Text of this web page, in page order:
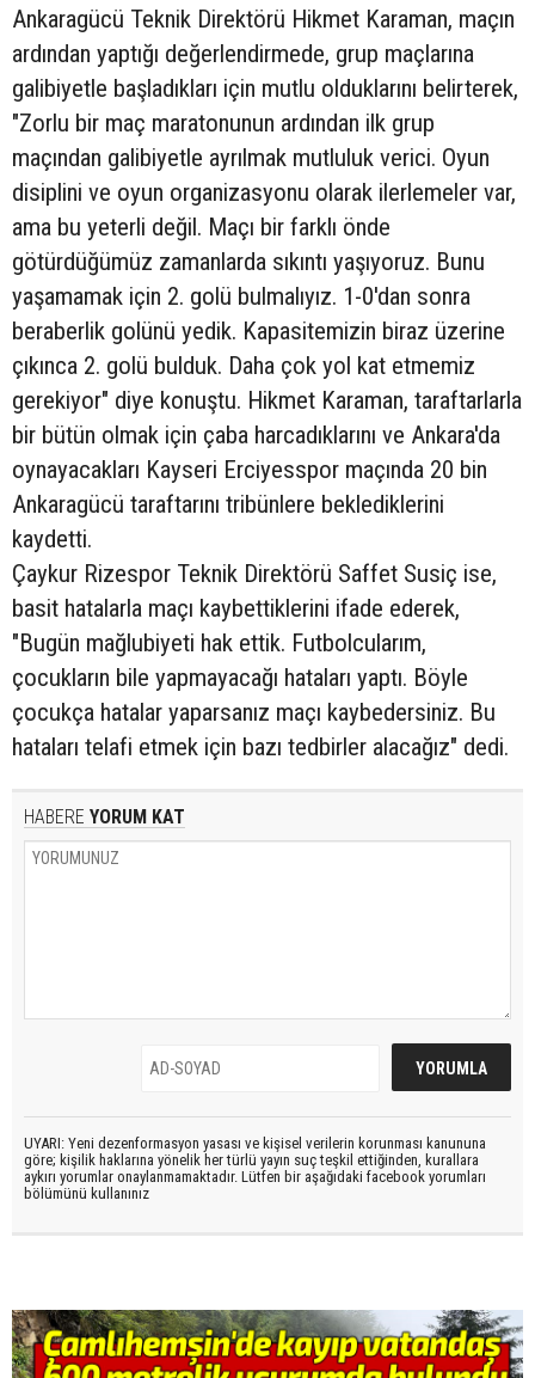
Ankaragücü Teknik Direktörü Hikmet Karaman, maçın
ardından yaptığı değerlendirmede, grup maçlarına
galibiyetle başladıkları için mutlu olduklarını belirterek,
"Zorlu bir maç maratonunun ardından ilk grup
maçından galibiyetle ayrılmak mutluluk verici. Oyun
disiplini ve oyun organizasyonu olarak ilerlemeler var,
ama bu yeterli değil. Maçı bir farklı önde
götürdüğümüz zamanlarda sıkıntı yaşıyoruz. Bunu
yaşamamak için 2. golü bulmalıyız. 1-0'dan sonra
beraberlik golünü yedik. Kapasitemizin biraz üzerine
çıkınca 2. golü bulduk. Daha çok yol kat etmemiz
gerekiyor" diye konuştu. Hikmet Karaman, taraftarlarla
bir bütün olmak için çaba harcadıklarını ve Ankara'da
oynayacakları Kayseri Erciyesspor maçında 20 bin
Ankaragücü taraftarını tribünlere beklediklerini
kaydetti.
Çaykur Rizespor Teknik Direktörü Saffet Susiç ise,
basit hatalarla maçı kaybettiklerini ifade ederek,
"Bugün mağlubiyeti hak ettik. Futbolcularım,
çocukların bile yapmayacağı hataları yaptı. Böyle
çocukça hatalar yaparsanız maçı kaybedersiniz. Bu
hataları telafi etmek için bazı tedbirler alacağız" dedi.
HABERE YORUM KAT
UYARI: Yeni dezenformasyon yasası ve kişisel verilerin korunması kanununa
göre; kişilik haklarına yönelik her türlü yayın suç teşkil ettiğinden, kurallara
aykırı yorumlar onaylanmamaktadır. Lütfen bir aşağıdaki facebook yorumları
bölümünü kullanınız